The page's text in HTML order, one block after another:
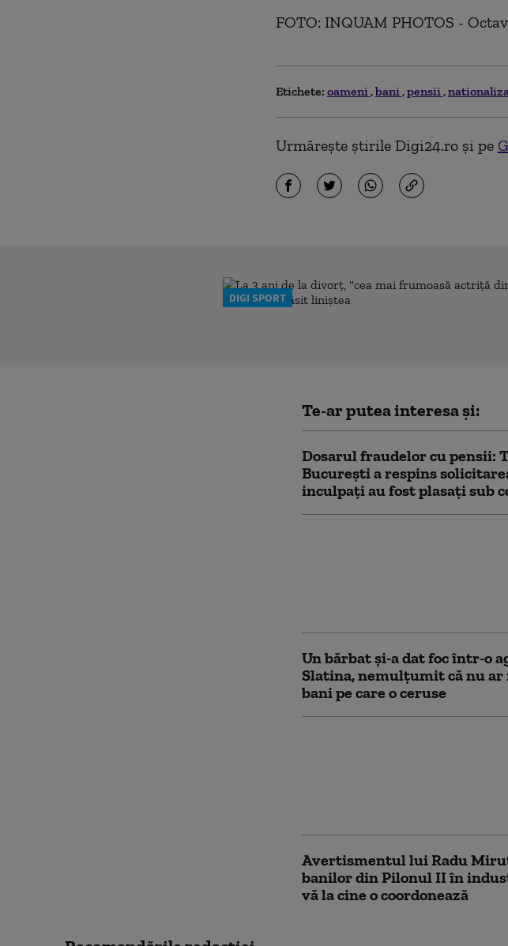
FOTO: INQUAM PHOTOS -
Etichete: oameni bani pensii
Urmărește știrile Digi24.ro și pe
DIGI SPORT
Te-ar putea interesa și:
Dosarul fraudelor cu pensii:
București a respins
inculpați au fost plasați sub
Un bărbat şi-a dat foc într-o
Slatina, nemulţumit că nu
bani pe care o ceruse
Avertismentul lui Radu
banilor din Pilonul II în
vă la cine o coordonează